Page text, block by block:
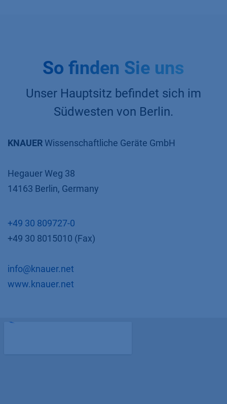
So finden Sie uns
Unser Hauptsitz befindet sich im
Südwesten von Berlin.
KNAUER Wissenschaftliche Geräte GmbH
Hegauer Weg 38
14163 Berlin, Germany
+49 30 809727-0
+49 30 8015010 (Fax)
info@knauer.net
​www.knauer.net​